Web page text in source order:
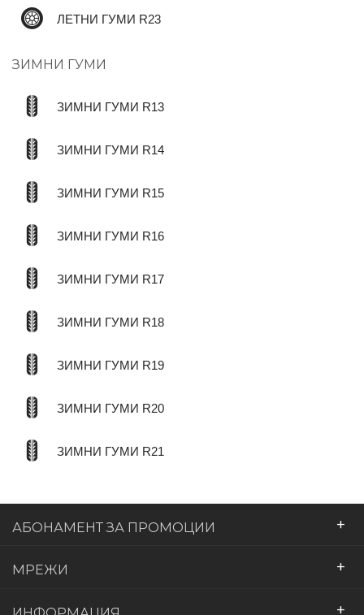
ЛЕТНИ ГУМИ R23
ЗИМНИ ГУМИ
ЗИМНИ ГУМИ R13
ЗИМНИ ГУМИ R14
ЗИМНИ ГУМИ R15
ЗИМНИ ГУМИ R16
ЗИМНИ ГУМИ R17
ЗИМНИ ГУМИ R18
ЗИМНИ ГУМИ R19
ЗИМНИ ГУМИ R20
ЗИМНИ ГУМИ R21
АБОНАМЕНТ ЗА ПРОМОЦИИ +
МРЕЖИ +
+